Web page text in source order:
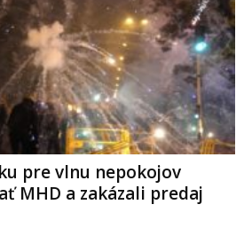
pre vlnu nepokojov
MHD a zakázali predaj